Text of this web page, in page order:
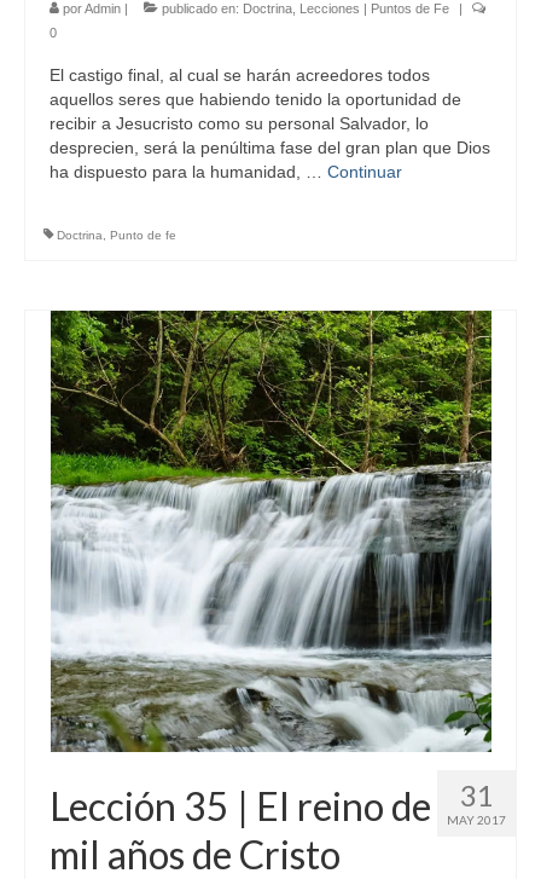
porAdmin | publicado en: Doctrina Lecciones | Puntos de Fe
|
0
El castigo final, al cual se harán acreedores todos
aquellos seres que habiendo tenido la oportunidad de
recibir a Jesucristo como su personal Salvador, lo
desprecien, será la penúltima fase del gran plan que Dios
ha dispuesto para la humanidad, … Continuar
Doctrina Punto de fe
31
MAY 2017
Lección 35 | El reino de
mil años de Cristo